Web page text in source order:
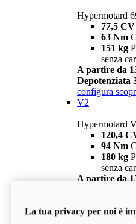
Hypermotard
77,5 CV
63 Nm
151 kg
senza
A partire da
Depotenziata
configura
V2
Hypermotard
120,4
94 Nm
180 kg
senza
A partire da
V2 SP
La tua privacy per noi è